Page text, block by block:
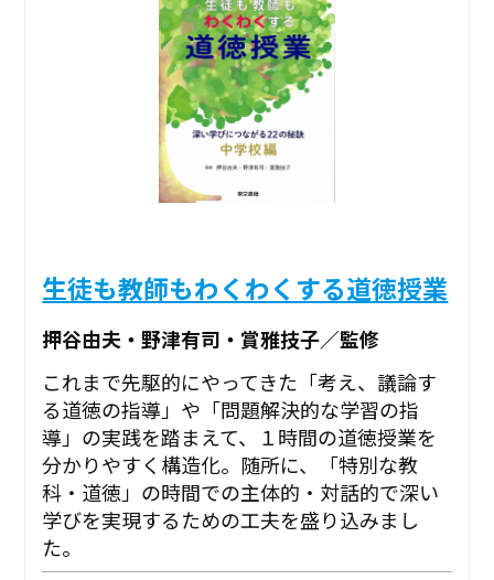
生徒も教師もわくわくする道徳授業
押谷由夫・野津有司・賞雅技子／監修
これまで先駆的にやってきた「考え、議論す
る道徳の指導」や「問題解決的な学習の指
導」の実践を踏まえて、１時間の道徳授業を
分かりやすく構造化。随所に、「特別な教
科・道徳」の時間での主体的・対話的で深い
学びを実現するための工夫を盛り込みまし
た。